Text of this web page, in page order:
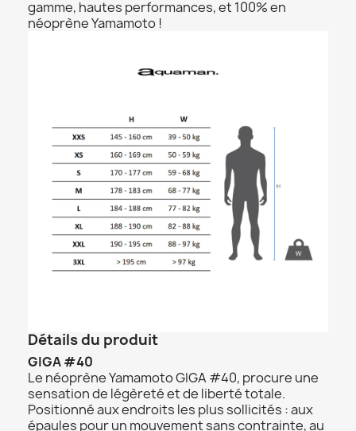
gamme, hautes performances, et 100% en
néoprène Yamamoto !
Détails du produit
GIGA #40
Le néoprène Yamamoto GIGA #40, procure une
sensation de légèreté et de liberté totale.
Positionné aux endroits les plus sollicités : aux
épaules pour un mouvement sans contrainte, au